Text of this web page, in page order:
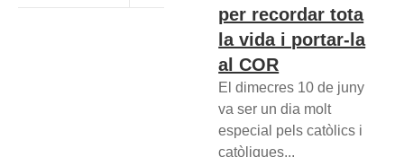
per recordar tota
la vida i portar-la
al COR
El dimecres 10 de juny
va ser un dia molt
especial pels catòlics i
catòliques...